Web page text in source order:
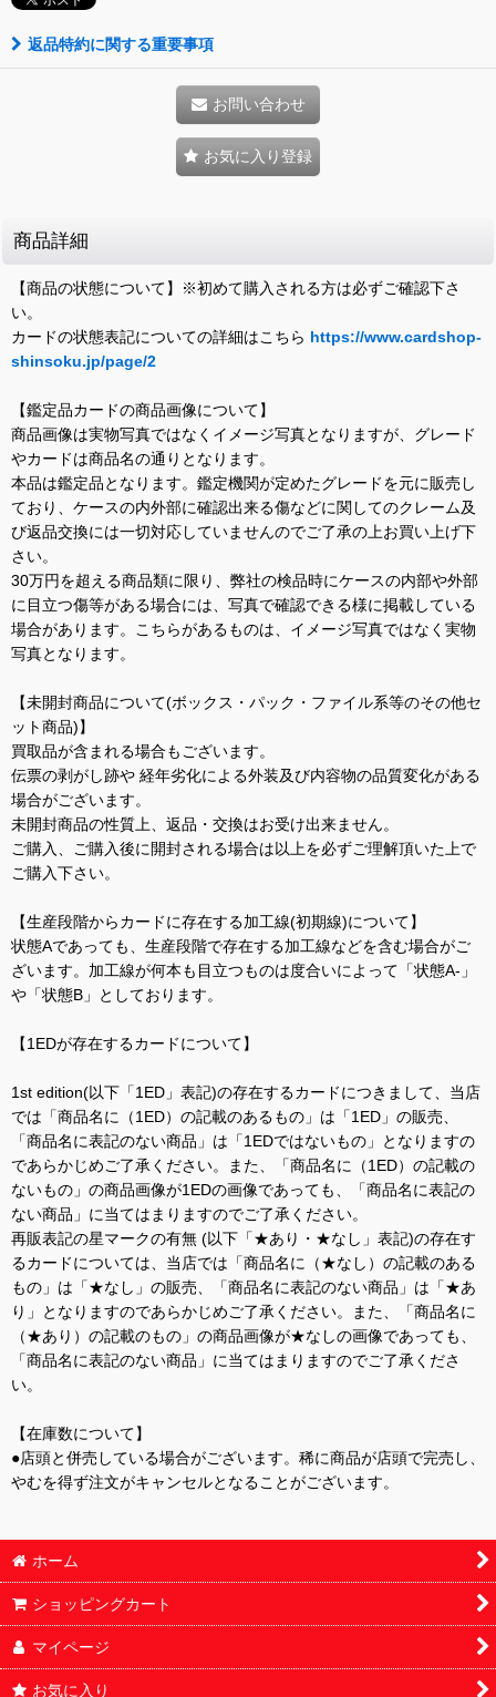
返品特約に関する重要事項
お問い合わせ
お気に入り登録
商品詳細
【商品の状態について】※初めて購入される方は必ずご確認下さ
い。
カードの状態表記についての詳細はこちら https://www.cardshop-
shinsoku.jp/page/2
【鑑定品カードの商品画像について】
商品画像は実物写真ではなくイメージ写真となりますが、グレード
やカードは商品名の通りとなります。
本品は鑑定品となります。鑑定機関が定めたグレードを元に販売し
ており、ケースの内外部に確認出来る傷などに関してのクレーム及
び返品交換には一切対応していませんのでご了承の上お買い上げ下
さい。
30万円を超える商品類に限り、弊社の検品時にケースの内部や外部
に目立つ傷等がある場合には、写真で確認できる様に掲載している
場合があります。こちらがあるものは、イメージ写真ではなく実物
写真となります。
【未開封商品について(ボックス・パック・ファイル系等のその他セ
ット商品)】
買取品が含まれる場合もございます。
伝票の剥がし跡や 経年劣化による外装及び内容物の品質変化がある
場合がございます。
未開封商品の性質上、返品・交換はお受け出来ません。
ご購入、ご購入後に開封される場合は以上を必ずご理解頂いた上で
ご購入下さい。
【生産段階からカードに存在する加工線(初期線)について】
状態Aであっても、生産段階で存在する加工線などを含む場合がご
ざいます。加工線が何本も目立つものは度合いによって「状態A-」
や「状態B」としております。
【1EDが存在するカードについて】
1st edition(以下「1ED」表記)の存在するカードにつきまして、当店
では「商品名に（1ED）の記載のあるもの」は「1ED」の販売、
「商品名に表記のない商品」は「1EDではないもの」となりますの
であらかじめご了承ください。また、「商品名に（1ED）の記載の
ないもの」の商品画像が1EDの画像であっても、「商品名に表記の
ない商品」に当てはまりますのでご了承ください。
再販表記の星マークの有無 (以下「★あり・★なし」表記)の存在す
るカードについては、当店では「商品名に（★なし）の記載のある
もの」は「★なし」の販売、「商品名に表記のない商品」は「★あ
り」となりますのであらかじめご了承ください。また、「商品名に
（★あり）の記載のもの」の商品画像が★なしの画像であっても、
「商品名に表記のない商品」に当てはまりますのでご了承くださ
い。
【在庫数について】
●店頭と併売している場合がございます。稀に商品が店頭で完売し、
やむを得ず注文がキャンセルとなることがございます。
ホーム
ショッピングカート
マイページ
お気に入り